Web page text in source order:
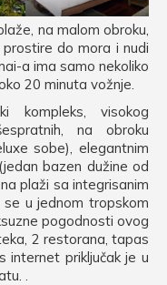
na malom obroku,
do mora i nudi
a ima samo nekoliko
20 minuta vožnje.
kompleks, visokog
na obroku
sobe), elegantnim
bazen dužine od
plaži sa integrisanim
u jednom tropskom
pogodnosti ovog
2 restorana, tapas
internet priključak je u
.